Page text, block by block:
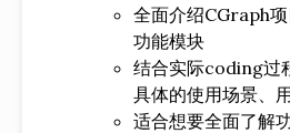
全面介绍CGraph
功能模块
结合实际coding过
具体的使用场景、
适合想要全面了解